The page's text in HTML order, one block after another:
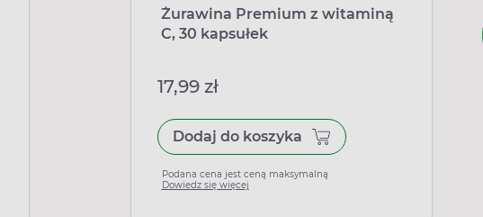
Żurawina Premium z witaminą
C, 30 kapsułek
17,99 zł
Dodaj do koszyka
Podana cena jest ceną maksymalną
Dowiedz się więcej